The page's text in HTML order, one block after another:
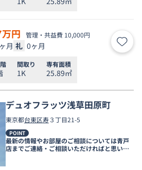
万円 管理・共益費 10,000円
月 礼 0ヶ月 お気
間取り
1K
専有面積
25.89㎡
デュオフラッツ浅草田原町
東京都台東区寿３丁目21-5
POINT
最新の情報やお部屋のご相談については青戸
店までご連絡・ご相談いただければと思いま